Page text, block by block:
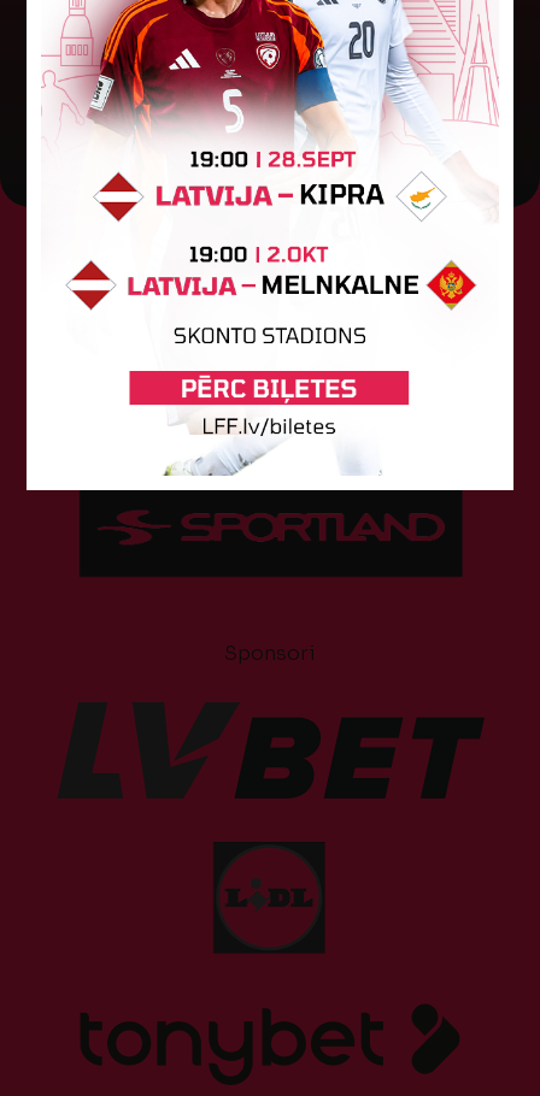
stadionā Rīgā ar 1:0 uzveica...
04. augusts 2026.
Tehniskais sponsors
Sponsori